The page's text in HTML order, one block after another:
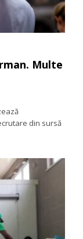
Multe
din sursă